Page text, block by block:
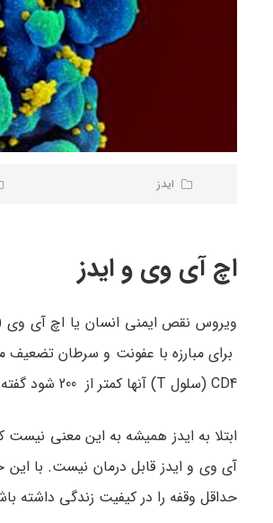
ایدز
اچ آی وی و ایدز
برای مبارزه با عفونت و سرطان
CD4 (سلول T) آنها کمتر از 200 شود گفته می شود به بیماری ایدز مبتلا شده اند. تعداد CD4 از طریق آزمایش خون در مطب دکتر تعیین می شود.
ابتلا به ایدز همیشه به این معنی
آی وی و ایدز قابل درمان نیست. با
حداقل وقفه را در کیفیت زندگی داشته